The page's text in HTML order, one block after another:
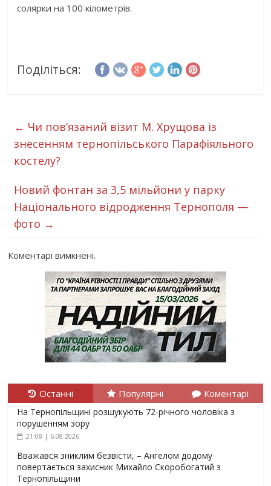
солярки на 100 кілометрів.
Поділіться:
← Чи пов’язаний візит М. Хрущова із
знесенням тернопільського Парафіяльного
костелу?
Новий фонтан за 3,5 мільйони у парку
Національного відродження Тернополя —
фото →
Коментарі вимкнені.
Останні Популярні Коментарі
На Тернопільщині розшукують 72-річного чоловіка з
порушенням зору
21:08 | 6.08.2026
Вважався зниклим безвісти, – Ангелом додому
повертається захисник Михайло Скоробогатий з
Тернопільщини